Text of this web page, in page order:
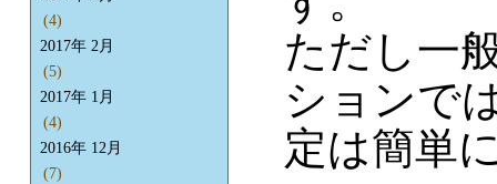
ただし一
ションで
定は簡単
(4)
2017年 2月
(5)
2017年 1月
(4)
2016年 12月
(7)